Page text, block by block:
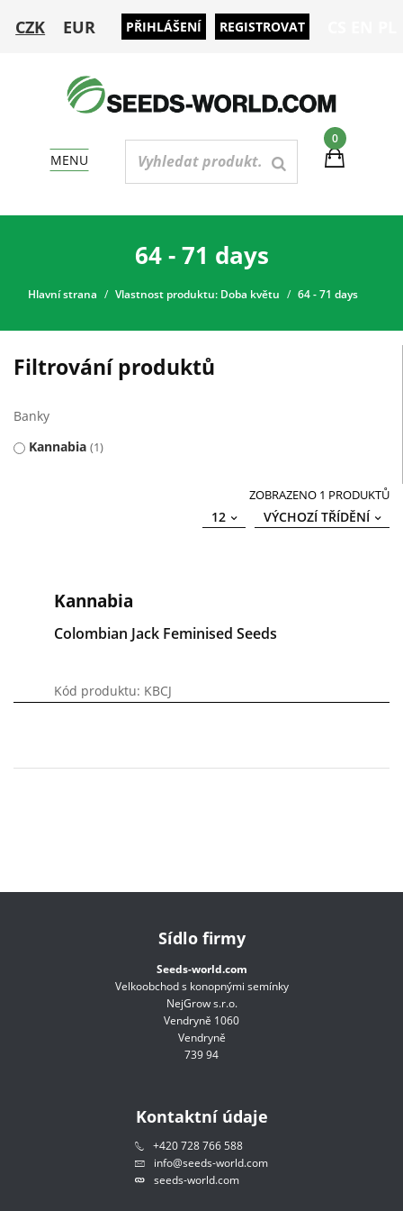
CZK EUR PŘIHLÁŠENÍ REGISTROVAT
0
MENU
64 - 71 days
Hlavní strana Vlastnost produktu: Doba květu 64 - 71 days
Filtrování produktů
Banky
Kannabia 1
ZOBRAZENO 1 PRODUKTŮ
VÝCHOZÍ TŘÍDĚNÍ
12
Kannabia
Colombian Jack Feminised Seeds
Kód produktu: KBCJ
Sídlo firmy
Seeds-world.com
Velkoobchod s konopnými semínky
NejGrow s.r.o.
Vendryně 1060
Vendryně
739 94
Kontaktní údaje
+420 728 766 588
info@seeds-world.com
seeds-world.com